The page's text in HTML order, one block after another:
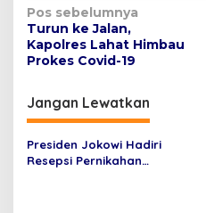
N
a
v
i
g
a
s
Pos sebelumnya
Turun ke Jalan,
Kapolres Lahat Himbau
Prokes Covid-19
Jangan Lewatkan
Presiden Jokowi Hadiri
Resepsi Pernikahan